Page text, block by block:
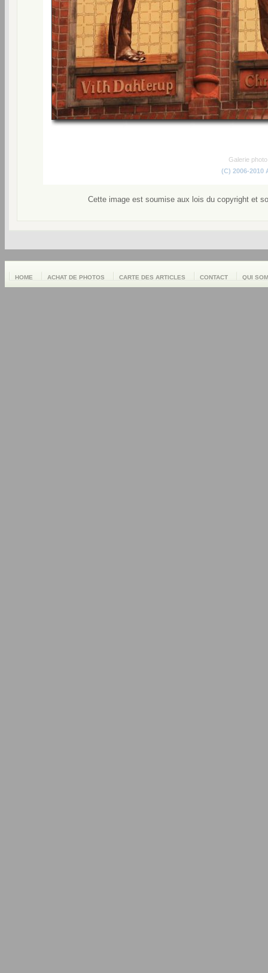
Galerie
(C) 2006-2010
Cette image est soumise aux lois du copyright et
HOME ACHAT DE PHOTOS CARTE DES ARTICLES CONTACT QUI